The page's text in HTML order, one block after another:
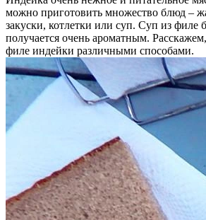
можно приготовить множество блюд –
закуски, котлетки или суп. Суп из филе
получается очень ароматным.
филе индейки различными способами.